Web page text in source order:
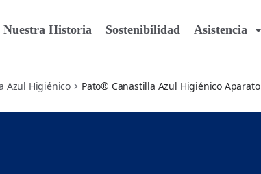
Nuestra Historia Sostenibilidad Asistencia
Azul Higiénico Pato® Canastilla Azul Higiénico Aparato